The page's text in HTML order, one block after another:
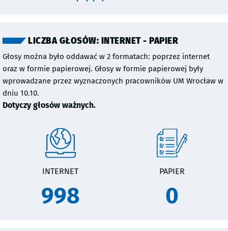
LICZBA GŁOSÓW: INTERNET - PAPIER
Głosy można było oddawać w 2 formatach: poprzez internet
oraz w formie papierowej. Głosy w formie papierowej były
wprowadzane przez wyznaczonych pracowników UM Wrocław w
dniu 10.10.
Dotyczy głosów ważnych.
INTERNET
998
PAPIER
0